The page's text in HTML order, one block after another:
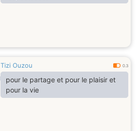
Tizi Ouzou 0.3
pour le partage et pour le plaisir et
pour la vie